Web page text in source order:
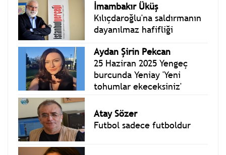
İmambakır Üküş
Kılıçdaroğlu'na saldırmanın
dayanılmaz hafifliği
Aydan Şirin Pekcan
25 Haziran 2025 Yengeç
burcunda Yeniay 'Yeni
tohumlar ekeceksiniz'
Atay Sözer
Futbol sadece futboldur